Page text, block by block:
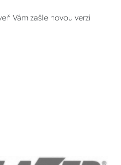
Vám zašle novou verzi